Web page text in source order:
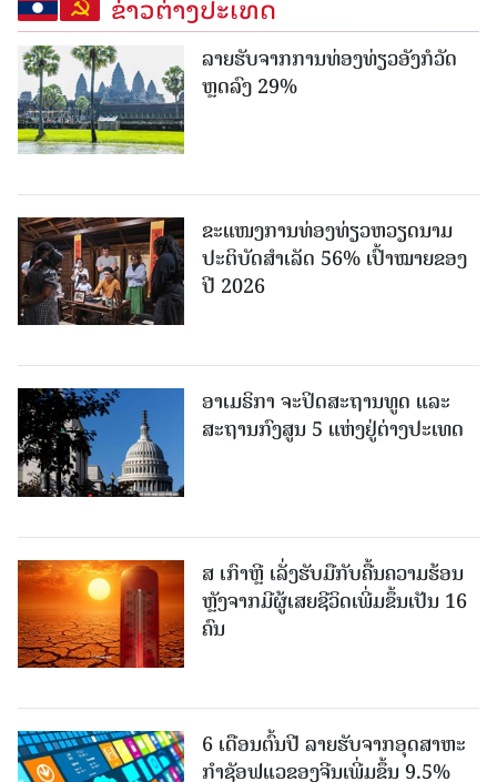
ລາຍຮັບຈາກການທ່ອງທ່ຽວອັງກໍວັດ
ຫຼດລົງ 29%
ຂະ​ແໜງ​ການ​ທ່ອງ​ທ່ຽວຫວຽດນາມ ​
ປະ​ຕິ​ບັດ​ສຳ​ເລັດ 56% ເປົ້າ​ໝາຍຂອງ
ປີ 2026
ອາເມຣິກາ ຈະປິດສະຖານທູດ ແ​ລະ
ສະຖານກົງສູນ 5 ແຫ່ງ​ຢູ່​ຕ່າງ​ປະ​ເທດ
ສ ເກົາຫຼີ ເລັ່ງຮັບມືກັບຄື້ນຄວາມຮ້ອນ
ຫຼັງຈາກມີຜູ້ເສຍຊີວິດເພີ່ມຂຶ້ນເປັນ 16
ຄົນ
6 ເດືອນຕົ້ນປີ ລາຍຮັບຈາກອຸດສາຫະ
ກຳຊັອຟແວຂອງຈີນເພີ່ມຂຶ້ນ 9.5%